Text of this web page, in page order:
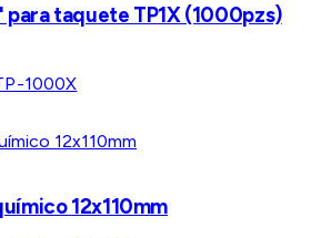
para taquete TP1X (1000pzs)
1000X
12x110mm